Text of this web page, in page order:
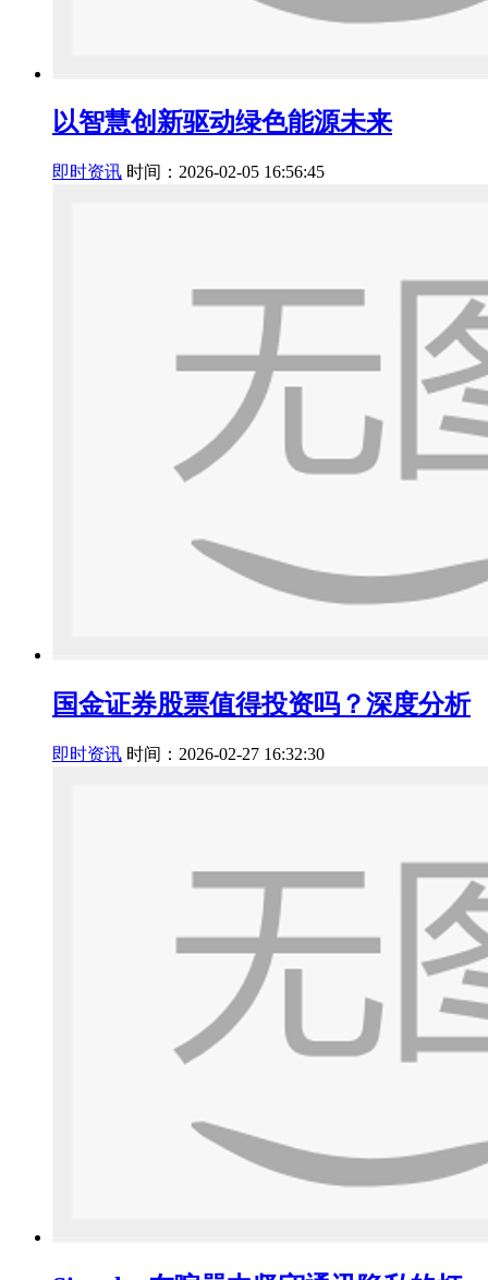
以智慧创新驱动绿色能源未来
即时资讯 时间：2026-02-05 16:56:45
国金证券股票值得投资吗？深度分析
即时资讯 时间：2026-02-27 16:32:30